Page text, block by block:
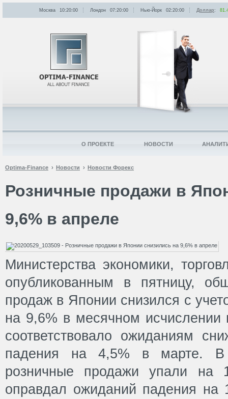
Optima-Finance Новости Новости Форекс
Розничные продажи в
9,6% в апреле
Министерства экономики,
опубликованным в пятницу,
продаж в Японии снизился с
на 9,6% в месячном исчислении
соответствовало ожиданиям
падения на 4,5% в марте. В
розничные продажи упали на
оправдал ожиданий падения на
Москва 10:20:00 Лондон 07:20:00 Нью-Йорк 02:20:00 Доллар:
О ПРОЕКТЕ НОВОСТИ